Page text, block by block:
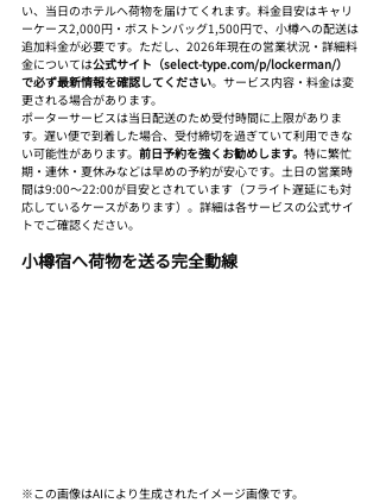
い、当日のホテルへ荷物を届けてくれます。料金目安はキャリ
ーケース2,000円・ボストンバッグ1,500円で、小樽への配送は
追加料金が必要です。ただし、2026年現在の営業状況・詳細料
金については公式サイト（select-type.com/p/lockerman/）
で必ず最新情報を確認してください。サービス内容・料金は変
更される場合があります。
ポーターサービスは当日配送のため受付時間に上限がありま
す。遅い便で到着した場合、受付締切を過ぎていて利用できな
い可能性があります。 前日予約を強くお勧めします。 特に繁忙
期・連休・夏休みなどは早めの予約が安心です。土日の営業時
間は9:00〜22:00が目安とされています（フライト遅延にも対
応しているケースがあります）。詳細は各サービスの公式サイ
トでご確認ください。
小樽宿へ荷物を送る完全動線
※この画像はAIにより生成されたイメージ画像です。